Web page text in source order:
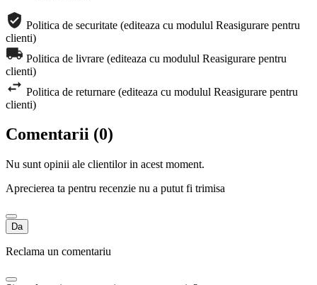
Politica de securitate (editeaza cu modulul Reasigurare pentru
clienti)
Politica de livrare (editeaza cu modulul Reasigurare pentru
clienti)
Politica de returnare (editeaza cu modulul Reasigurare pentru
clienti)
Comentarii (0)
Nu sunt opinii ale clientilor in acest moment.
Aprecierea ta pentru recenzie nu a putut fi trimisa
Da
Reclama un comentariu